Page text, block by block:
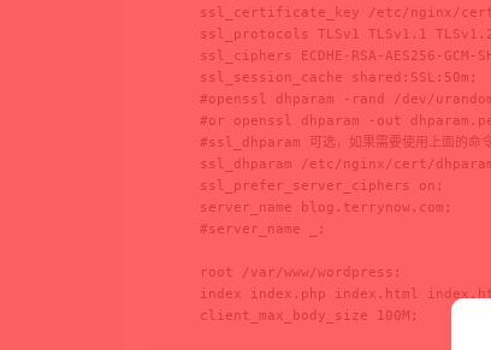
ssl_certificate_key /etc/nginx/
ssl_protocols TLSv1 TLSv1.1
ssl_ciphers ECDHE-RSA-AES256-GCM-
    ssl_session_cache shared:SSL:50m;
#openssl dhparam -rand /dev/
#or openssl dhparam -out
#ssl_dhparam 可选，如果需要使用上面的
ssl_dhparam /etc/nginx/cert/
    ssl_prefer_server_ciphers on;
    server_name blog.terrynow.com;
    #server_name _;
    root /var/www/wordpress;
index index.php index.html
    client_max_body_size 100M;